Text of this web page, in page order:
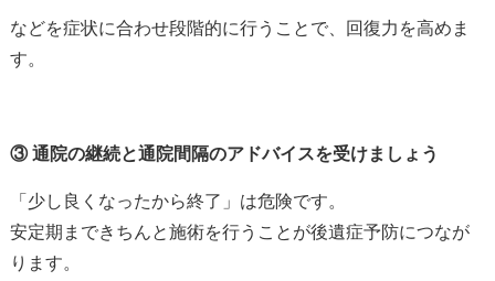
などを症状に合わせ段階的に行うことで、回復力を高めま
す。
③通院の継続と通院間隔のアドバイスを受けましょう
「少し良くなったから終了」は危険です。
安定期まできちんと施術を行うことが後遺症予防につなが
ります。